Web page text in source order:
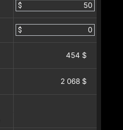
$
$
454 $
2 068 $